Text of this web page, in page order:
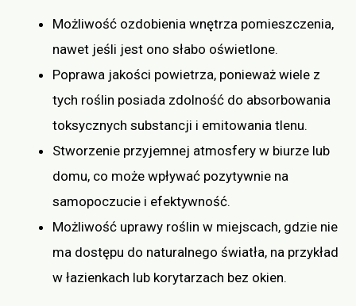
Możliwość ozdobienia wnętrza pomieszczenia,
nawet jeśli jest ono słabo oświetlone.
Poprawa jakości powietrza, ponieważ wiele z
tych roślin posiada zdolność do absorbowania
toksycznych substancji i emitowania tlenu.
Stworzenie przyjemnej atmosfery w biurze lub
domu, co może wpływać pozytywnie na
samopoczucie i efektywność.
Możliwość uprawy roślin w miejscach, gdzie nie
ma dostępu do naturalnego światła, na przykład
w łazienkach lub korytarzach bez okien.